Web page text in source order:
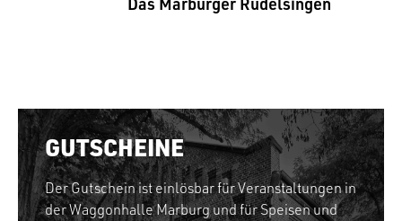
GUTSCHEINE
Der Gutschein ist einlösbar für Veranstaltungen in
der Waggonhalle Marburg und für Speisen und